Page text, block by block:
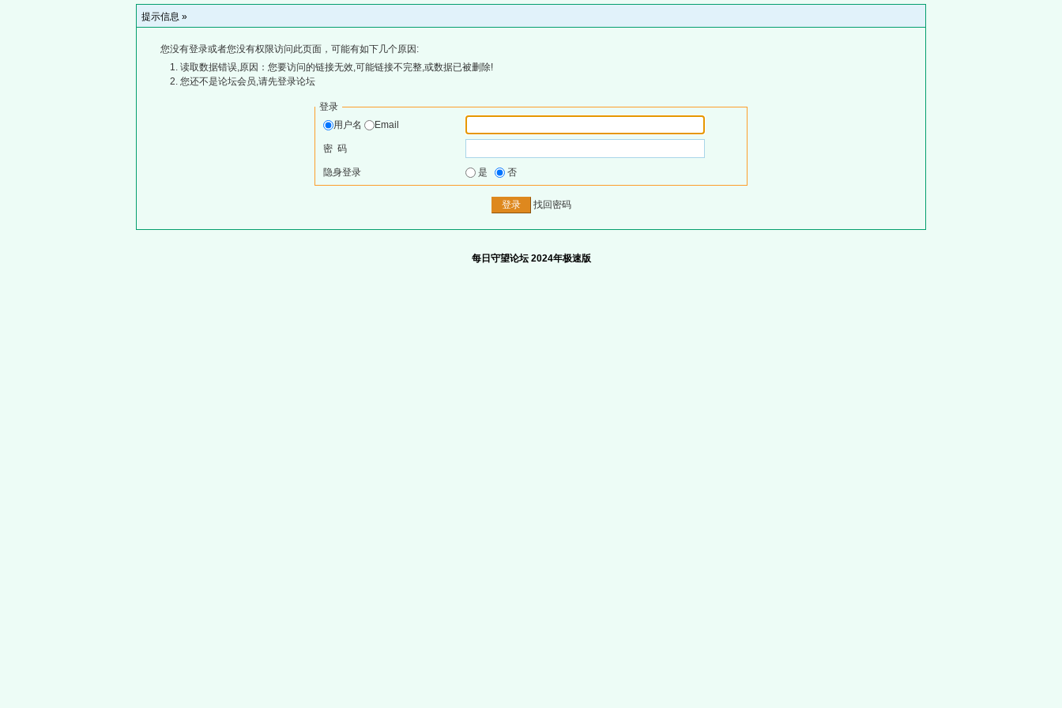
提示信息 »
您没有登录或者您没有权限访问此页面，可能有如下几个原因:
读取数据错误,原因：您要访问的链接无效,可能链接不完整,或数据已被删除!
您还不是论坛会员,请先登录论坛
登录
用户名
Email
密 码
隐身登录 是 否
找回密码
每日守望论坛 2024年极速版